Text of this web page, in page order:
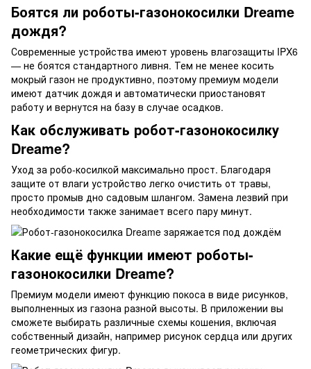
Боятся ли роботы-газонокосилки Dreame
дождя?
Современные устройства имеют уровень влагозащиты IPX6
— не боятся стандартного ливня. Тем не менее косить
мокрый газон не продуктивно, поэтому премиум модели
имеют датчик дождя и автоматически приостановят
работу и вернутся на базу в случае осадков.
Как обслуживать робот-газонокосилку
Dreame?
Уход за робо-косилкой максимально прост. Благодаря
защите от влаги устройство легко очистить от травы,
просто промыв дно садовым шлангом. Замена лезвий при
необходимости также занимает всего пару минут.
Какие ещё функции имеют роботы-
газонокосилки Dreame?
Премиум модели имеют функцию покоса в виде рисунков,
выполненных из газона разной высоты. В приложении вы
сможете выбирать различные схемы кошения, включая
собственный дизайн, например рисунок сердца или других
геометрических фигур.